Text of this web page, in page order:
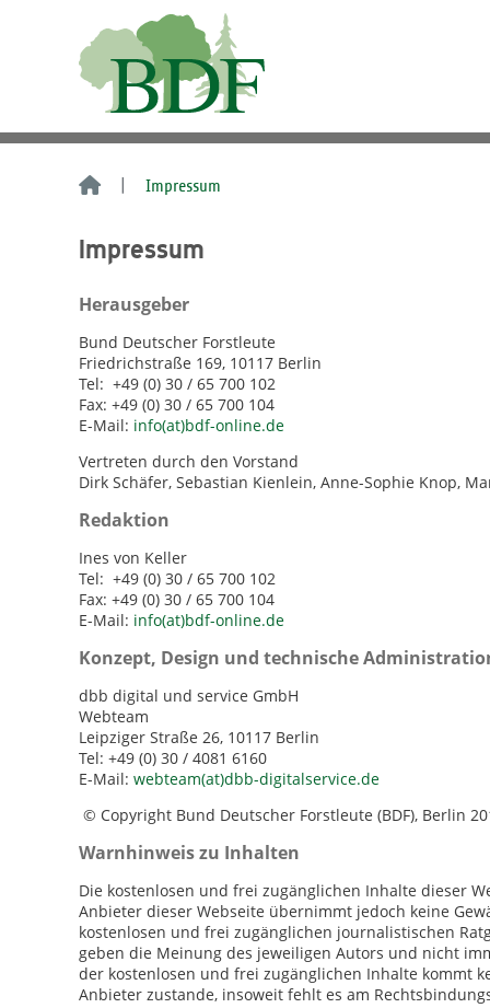
Impressum
Impressum
Herausgeber
Bund Deutscher Forstleute
Friedrichstraße 169, 10117 Berlin
Tel: +49 (0) 30 / 65 700 102
Fax: +49 (0) 30 / 65 700 104
E-Mail: info(at)bdf-online.de
Vertreten durch den Vorstand
Dirk Schäfer, Sebastian Kienlein, Anne-Sophie Knop,
Redaktion
Ines von Keller
Tel: +49 (0) 30 / 65 700 102
Fax: +49 (0) 30 / 65 700 104
E-Mail: info(at)bdf-online.de
Konzept, Design und technische
dbb digital und service GmbH
Webteam
Leipziger Straße 26, 10117 Berlin
Tel: +49 (0) 30 / 4081 6160
E-Mail: webteam(at)dbb-digitalservice.de
© Copyright Bund Deutscher Forstleute (BDF), Berlin
Warnhinweis zu Inhalten
Die kostenlosen und frei zugänglichen Inhalte dieser
Anbieter dieser Webseite übernimmt jedoch keine
kostenlosen und frei zugänglichen journalistischen
geben die Meinung des jeweiligen Autors und nicht
der kostenlosen und frei zugänglichen Inhalte kommt
Anbieter zustande, insoweit fehlt es am